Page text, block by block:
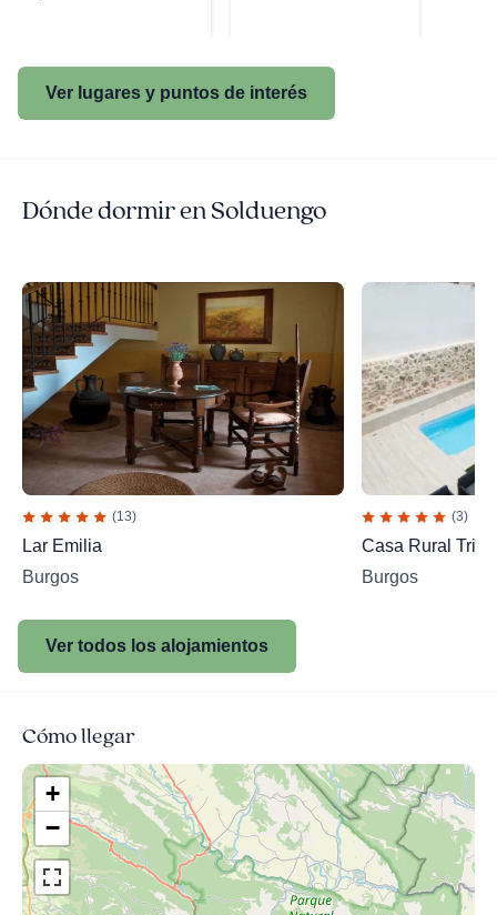
Ver lugares y puntos de interés
Dónde dormir en Solduengo
(13)
Lar Emilia
Burgos
(3)
Casa Rural
Burgos
Ver todos los alojamientos
Cómo llegar
+
−